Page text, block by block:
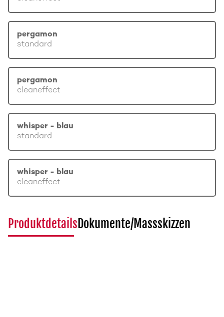
pergamon
standard
pergamon
cleaneffect
whisper - blau
standard
whisper - blau
cleaneffect
ProduktdetailsDokumente/Massskizzen